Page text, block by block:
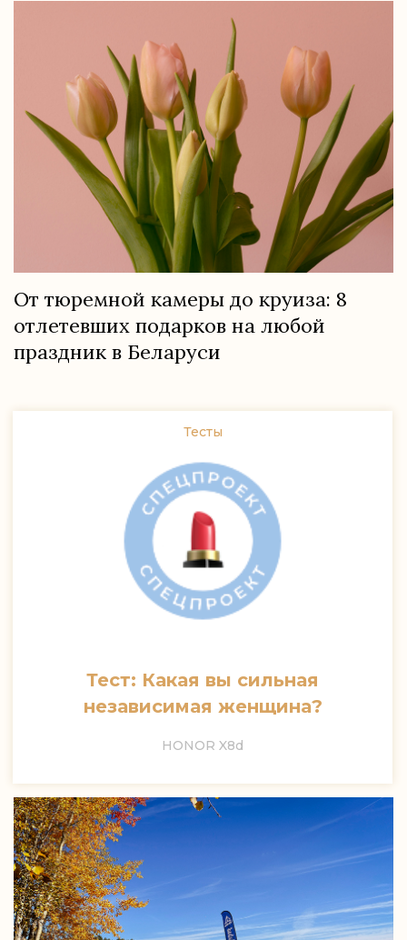
От тюремной камеры до круиза: 8
отлетевших подарков на любой
праздник в Беларуси
Тесты
Тест: Какая вы сильная
независимая женщина?
HONOR X8d